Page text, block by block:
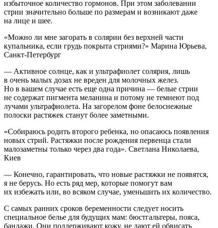
избыточное количество гормонов. При этом заболевании
стрии значительно больше по размерам и возникают даже
на лице и шее.
«Можно ли мне загорать в солярии без верхней части
купальника, если грудь покрыта стриями?» Марина Юрьева,
Санкт-Петербург
— Активное солнце, как и ультрафиолет солярия, лишь
в очень малых дозах не вреден для молочных желез.
Но в вашем случае есть еще одна причина — белые стрии
не содержат пигмента меланина и потому не темнеют под
лучами ультрафиолета. На загорелом фоне белоснежные
полоски растяжек станут более заметными.
«Собираюсь родить второго ребенка, но опасаюсь появления
новых стрий. Растяжки после рождения первенца стали
малозаметны только через два года». Светлана Николаева,
Киев
— Конечно, гарантировать, что новые растяжки не появятся,
я не берусь. Но есть ряд мер, которые помогут вам
их избежать или, во всяком случае, уменьшить их количество.
С самых ранних сроков беременности следует носить
специальное белье для будущих мам: бюстгальтеры, пояса,
бандажи. Они поддерживают кожу, не дают ей обвисать